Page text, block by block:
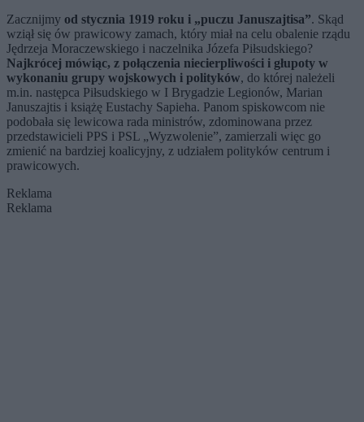
Zacznijmy od stycznia 1919 roku i „puczu Januszajtisa”. Skąd
wziął się ów prawicowy zamach, który miał na celu obalenie rządu
Jędrzeja Moraczewskiego i naczelnika Józefa Piłsudskiego?
Najkrócej mówiąc, z połączenia niecierpliwości i głupoty w
wykonaniu grupy wojskowych i polityków, do której należeli
m.in. następca Piłsudskiego w I Brygadzie Legionów, Marian
Januszajtis i książę Eustachy Sapieha. Panom spiskowcom nie
podobała się lewicowa rada ministrów, zdominowana przez
przedstawicieli PPS i PSL „Wyzwolenie”, zamierzali więc go
zmienić na bardziej koalicyjny, z udziałem polityków centrum i
prawicowych.
Reklama
Reklama